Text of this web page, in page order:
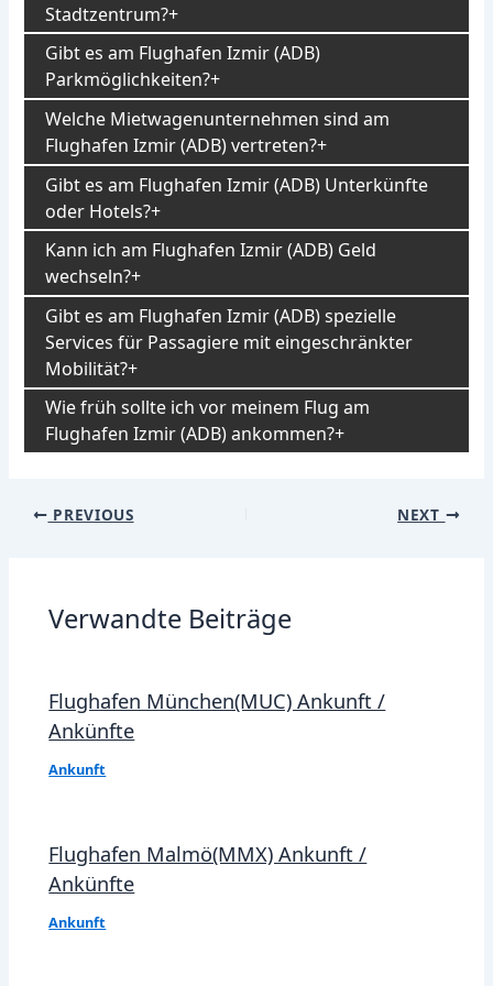
Stadtzentrum?
Gibt es am Flughafen Izmir (ADB)
Parkmöglichkeiten?
Welche Mietwagenunternehmen sind am
Flughafen Izmir (ADB) vertreten?
Gibt es am Flughafen Izmir (ADB) Unterkünfte
oder Hotels?
Kann ich am Flughafen Izmir (ADB) Geld
wechseln?
Gibt es am Flughafen Izmir (ADB) spezielle
Services für Passagiere mit eingeschränkter
Mobilität?
Wie früh sollte ich vor meinem Flug am
Flughafen Izmir (ADB) ankommen?
Post
PREVIOUS NEXT
Verwandte Beiträge
Flughafen München(MUC) Ankunft /
Ankünfte
Ankunft
Flughafen Malmö(MMX) Ankunft /
Ankünfte
Ankunft